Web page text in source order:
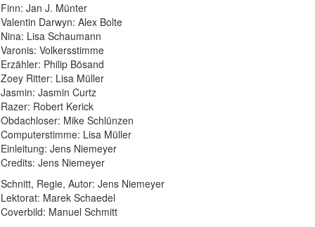
Finn: Jan J. Münter
Valentin Darwyn: Alex Bolte
Nina: Lisa Schaumann
Varonis: Volkersstimme
Erzähler: Philip Bösand
Zoey Ritter: Lisa Müller
Jasmin: Jasmin Curtz
Razer: Robert Kerick
Obdachloser: Mike Schlünzen
Computerstimme: Lisa Müller
Einleitung: Jens Niemeyer
Credits: Jens Niemeyer
Schnitt, Regie, Autor: Jens Niemeyer
Lektorat: Marek Schaedel
Coverbild: Manuel Schmitt